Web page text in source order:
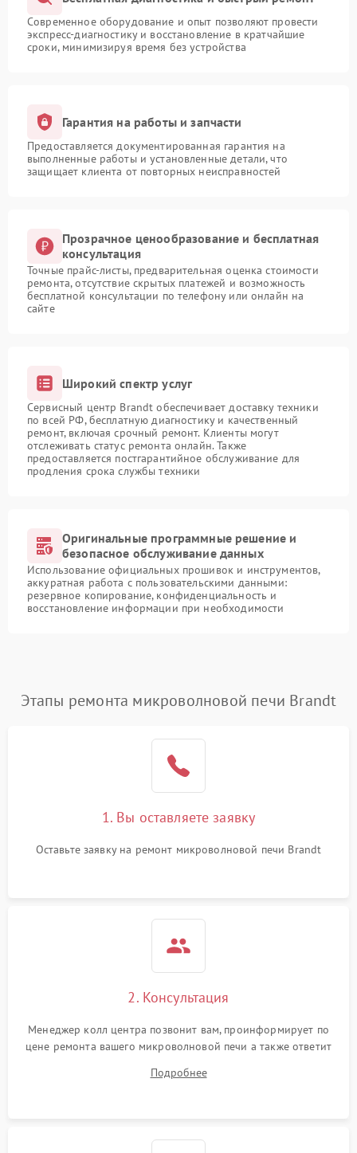
Современное оборудование и опыт позволяют провести
экспресс-диагностику и восстановление в кратчайшие
сроки, минимизируя время без устройства
Гарантия на работы и запчасти
Предоставляется документированная гарантия на
выполненные работы и установленные детали, что
защищает клиента от повторных неисправностей
Прозрачное ценообразование и бесплатная
консультация
Точные прайс-листы, предварительная оценка стоимости
ремонта, отсутствие скрытых платежей и возможность
бесплатной консультации по телефону или онлайн на
сайте
Широкий спектр услуг
Сервисный центр Brandt обеспечивает доставку техники
по всей РФ, бесплатную диагностику и качественный
ремонт, включая срочный ремонт. Клиенты могут
отслеживать статус ремонта онлайн. Также
предоставляется постгарантийное обслуживание для
продления срока службы техники
Оригинальные программные решение и
безопасное обслуживание данных
Использование официальных прошивок и инструментов,
аккуратная работа с пользовательскими данными:
резервное копирование, конфиденциальность и
восстановление информации при необходимости
Этапы ремонта микроволновой печи Brandt
1. Вы оставляете заявку
Оставьте заявку на ремонт микроволновой печи Brandt
2. Консультация
Менеджер колл центра позвонит вам, проинформирует по
цене ремонта вашего микроволновой печи а также ответит
Подробнее